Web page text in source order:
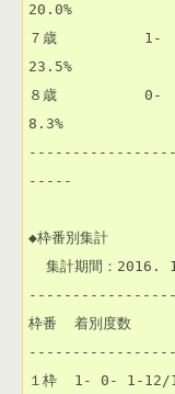
20.0%
７歳          1-
23.5%
８歳          0-
8.3%
-----
◆枠番別集計
枠番  着別度数
１枠  1- 0- 1-